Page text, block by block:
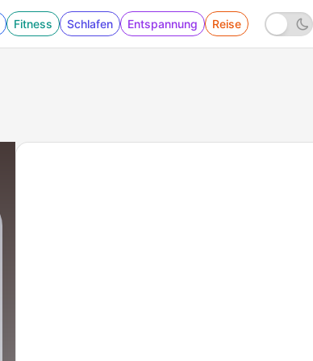
Fitness Schlafen Entspannung Reise